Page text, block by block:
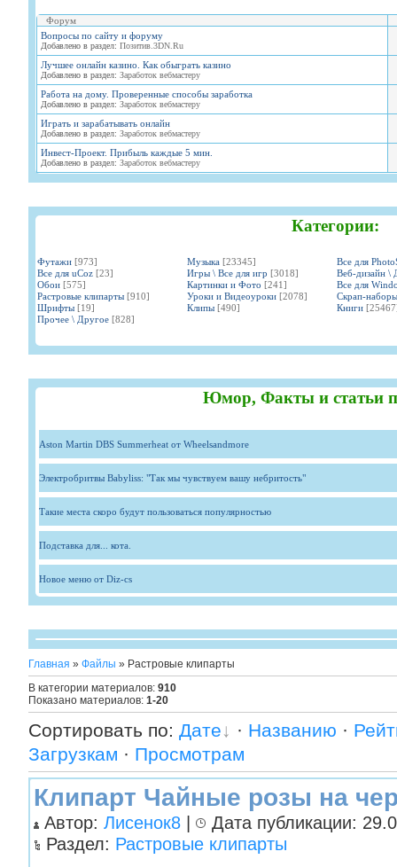
Форум
Вопросы по сайту и форуму
Добавлено в раздел: Позитив.3DN.Ru
Лучшее онлайн казино. Как обыграть казино
Добавлено в раздел: Заработок вебмастеру
Работа на дому. Проверенные способы заработка
Добавлено в раздел: Заработок вебмастеру
Играть и зарабатывать онлайн
Добавлено в раздел: Заработок вебмастеру
Инвест-Проект. Прибыль каждые 5 мин.
Добавлено в раздел: Заработок вебмастеру
Категории:
Футажи [973] Музыка [23345]
Все для
Все для uCoz [23] Игры \ Все для игр [3018]
Веб-дизайн \
Обои [575] Картинки и Фото [241]
Все для
Растровые клипарты [910] Уроки и Видеоуроки [2078]
Скрап-наборы
Шрифты [19] Клипы [490] Книги
Прочее \ Другое [828]
Юмор, Факты и статьи
Aston Martin DBS Summerheat от Wheelsandmore
Электробритвы Babyliss: "Так мы чувствуем вашу небритость"
Такие места скоро будут пользоваться популярностью
Подставка для... кота.
Новое меню от Diz-cs
Главная » Файлы » Растровые клипарты
В категории материалов: 910
Показано материалов: 1-20
Сортировать по: Дате · Названию ·
Загрузкам · Просмотрам
Клипарт Чайные розы на
Автор: Лисенок8 |
Дата публикации:
Раздел: Растровые клипарты